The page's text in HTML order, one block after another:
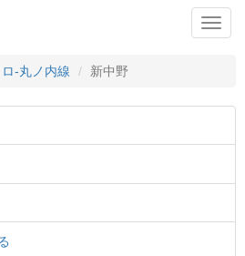
ロ-丸ノ内線 新中野